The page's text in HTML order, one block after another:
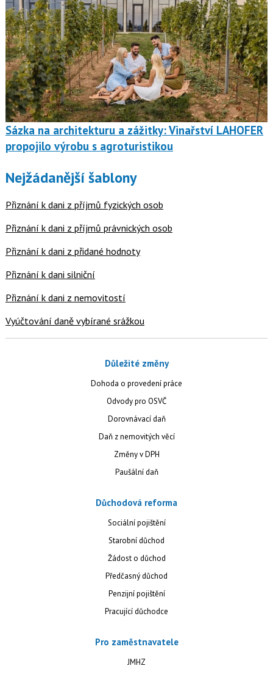
Sázka na architekturu a zážitky: Vinařství LAHOFER
propojilo výrobu s agroturistikou
Nejžádanější šablony
Přiznání k dani z příjmů fyzických osob
Přiznání k dani z příjmů právnických osob
Přiznání k dani z přidané hodnoty
Přiznání k dani silniční
Přiznání k dani z nemovitostí
Vyúčtování daně vybírané srážkou
Důležité změny
Dohoda o provedení práce
Odvody pro OSVČ
Dorovnávací daň
Daň z nemovitých věcí
Změny v DPH
Paušální daň
Důchodová reforma
Sociální pojištění
Starobní důchod
Žádost o důchod
Předčasný důchod
Penzijní pojištění
Pracující důchodce
Pro zaměstnavatele
JMHZ